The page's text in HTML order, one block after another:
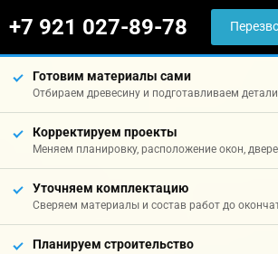
+7 921 027-89-78
Готовим материалы сами
Отбираем древесину и подготавливаем
Корректируем проекты
Меняем планировку, расположение окон,
Уточняем комплектацию
Сверяем материалы и состав работ до
Планируем строительство